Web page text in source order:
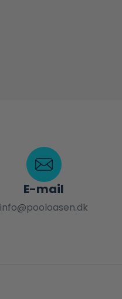
E-mail
info@pooloasen.dk